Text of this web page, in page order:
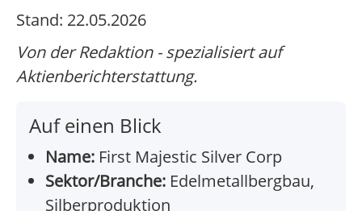
Stand: 22.05.2026
Von der Redaktion - spezialisiert auf
Aktienberichterstattung.
Auf einen Blick
Name: First Majestic Silver Corp
Sektor/Branche: Edelmetallbergbau,
Silberproduktion